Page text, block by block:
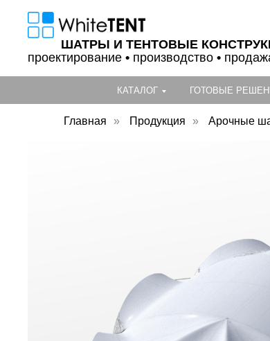
ШАТРЫ И ТЕНТОВЫЕ
проектирование • производство •
КАТАЛОГ ГОТОВЫЕ
Главная » Продукция » Арочные